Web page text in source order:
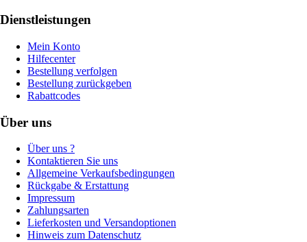
Dienstleistungen
Mein Konto
Hilfecenter
Bestellung verfolgen
Bestellung zurückgeben
Rabattcodes
Über uns
Über uns ?
Kontaktieren Sie uns
Allgemeine Verkaufsbedingungen
Rückgabe & Erstattung
Impressum
Zahlungsarten
Lieferkosten und Versandoptionen
Hinweis zum Datenschutz